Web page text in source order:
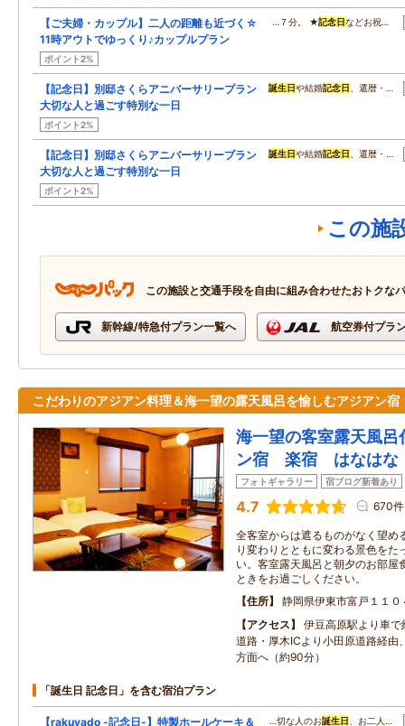
【ご夫婦・カップル】二人の距離も近づく☆
11時アウトでゆっくり♪カップルプラン
ポイント2%
…７分。 ★記念日などお祝…
【記念日】別邸さくらアニバーサリープラン
大切な人と過ごす特別な一日
ポイント2%
誕生日や結婚記念日 、還暦・…
【記念日】別邸さくらアニバーサリープラン
大切な人と過ごす特別な一日
ポイント2%
誕生日や結婚記念日 、還暦・…
この施
この施設と交通手段を自由に組み合わせたおトクな
新幹線/特急付プラン一覧へ 航空券付プラ
こだわりのアジアン料理＆海一望の露天風呂を愉しむアジアン宿
海一望の客室露天風呂
ン宿 楽宿 はなはな
フォトギャラリー 宿ブログ新着あり
4.7 670件
全客室からは遮るものがなく望め
り変わりとともに変わる景色をた
い。客室露天風呂と朝夕のお部屋
ときをお過ごしください。
住所
静岡県伊東市富戸１１０
アクセス
伊豆高原駅より車
道路・厚木ICより小田原道路経由
方面へ（約90分）
「誕生日 記念日」を含む宿泊プラン
【rakuyado -記念日-】特製ホールケーキ＆ …切な人のお誕生日 、お二人…